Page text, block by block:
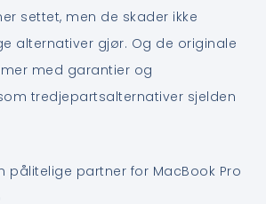
settet, men de skader ikke
alternativer gjør. Og de originale
med garantier og
tredjepartsalternativer sjelden
pålitelige partner for MacBook Pro